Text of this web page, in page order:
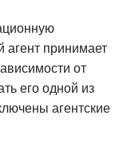
агент принимает
от
его одной из
агентские